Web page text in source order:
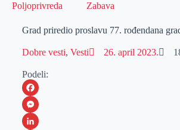
Poljoprivreda Zabava
Grad priredio proslavu 77. rođendana
Dobre vesti, Vesti 26. april 2023.
Podeli:
F
aM